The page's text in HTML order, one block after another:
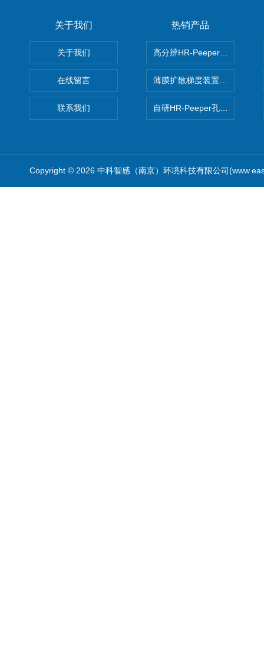
关于我们
关于我们
在线留言
联系我们
热销产品
高分辨HR-Peeper采样器孔隙
薄膜扩散梯度装置 Agl DGT
自研HR-Peeper孔隙水采样器
Copyright © 2026 中科智感（南京）环境科技有限公司